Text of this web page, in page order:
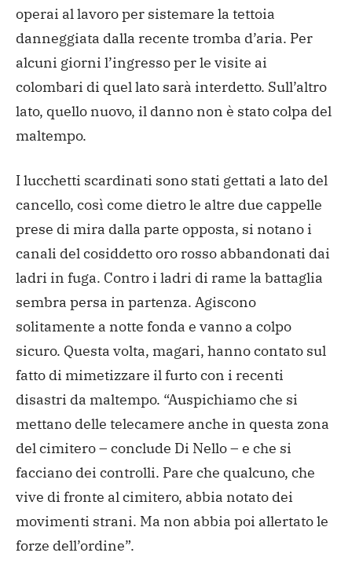
operai al lavoro per sistemare la tettoia
danneggiata dalla recente tromba d’aria. Per
alcuni giorni l’ingresso per le visite ai
colombari di quel lato sarà interdetto. Sull’altro
lato, quello nuovo, il danno non è stato colpa del
maltempo.
I lucchetti scardinati sono stati gettati a lato del
cancello, così come dietro le altre due cappelle
prese di mira dalla parte opposta, si notano i
canali del cosiddetto oro rosso abbandonati dai
ladri in fuga. Contro i ladri di rame la battaglia
sembra persa in partenza. Agiscono
solitamente a notte fonda e vanno a colpo
sicuro. Questa volta, magari, hanno contato sul
fatto di mimetizzare il furto con i recenti
disastri da maltempo. “Auspichiamo che si
mettano delle telecamere anche in questa zona
del cimitero – conclude Di Nello – e che si
facciano dei controlli. Pare che qualcuno, che
vive di fronte al cimitero, abbia notato dei
movimenti strani. Ma non abbia poi allertato le
forze dell’ordine”.